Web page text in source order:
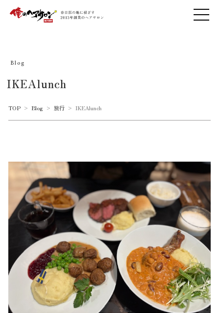
Blog
IKEAlunch
TOP > Blog > 旅行 > IKEAlunch